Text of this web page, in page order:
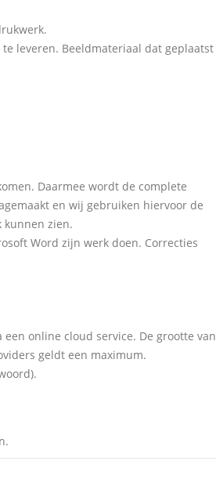
leveren. Beeldmateriaal dat geplaatst
Daarmee wordt de complete
en wij gebruiken hiervoor de
kunnen zien.
Word zijn werk doen. Correcties
online cloud service. De grootte van
geldt een maximum.